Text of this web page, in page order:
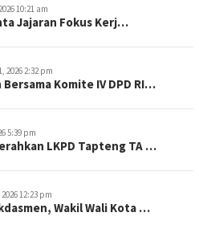
10:21 am
Jajaran Fokus Kerj…
2026 2:32 pm
Komite IV DPD RI…
5:39 pm
LKPD Tapteng TA …
12:23 pm
Wakil Wali Kota …